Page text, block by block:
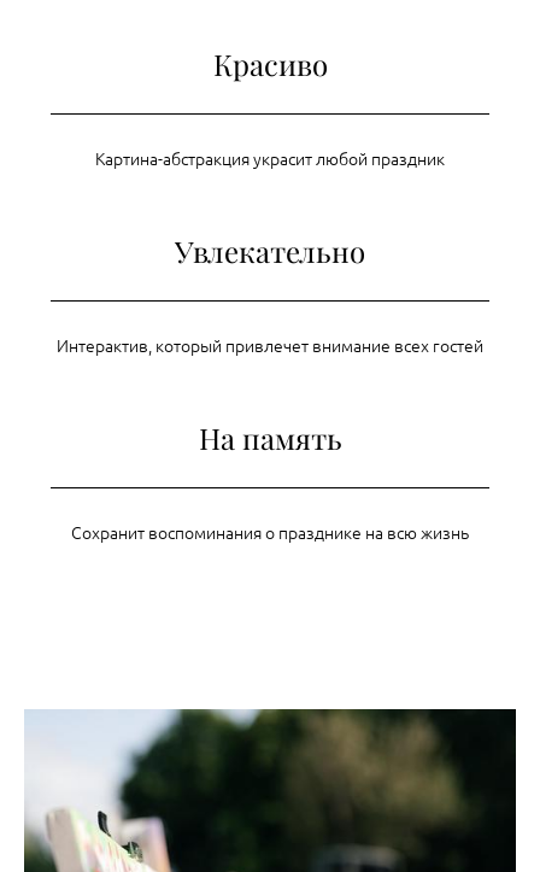
Красиво
Картина-абстракция украсит любой праздник
Увлекательно
Интерактив, который привлечет внимание всех гостей
На память
Сохранит воспоминания о празднике на всю жизнь